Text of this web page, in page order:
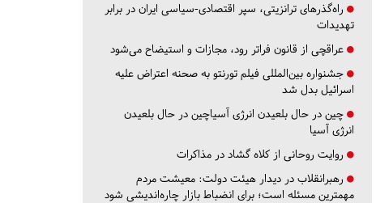
راه‌گذرهای ترانزیتی، سپر اقتصادی-سیاسی ایران در برابر
تهدیدات
عراقچی از قانون فراتر رود، مجازات و استیضاح می‌شود
جشنواره بین‌المللی فیلم تورنتو به صحنه اعتراض علیه
اسرائیل بدل شد
چین در حال بلعیدن انرژی آسیاچین در حال بلعیدن
انرژی آسیا
روایت روحانی از کلاه گشاد در مذاکرات
رهبرانقلاب در دیدار هیئت دولت: معیشت مردم
مهمترین مسئله است؛ برای انضباط بازار چاره‌اندیشی شود